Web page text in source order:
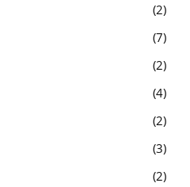
2
7
2
4
2
3
2